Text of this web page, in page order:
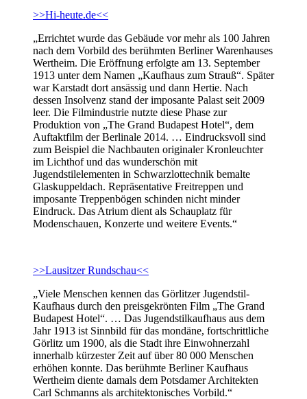
>>Hi-heute.de<<
„Errichtet wurde das Gebäude vor mehr als 100 Jahren
nach dem Vorbild des berühmten Berliner Warenhauses
Wertheim. Die Eröffnung erfolgte am 13. September
1913 unter dem Namen „Kaufhaus zum Strauß“. Später
war Karstadt dort ansässig und dann Hertie. Nach
dessen Insolvenz stand der imposante Palast seit 2009
leer. Die Filmindustrie nutzte diese Phase zur
Produktion von „The Grand Budapest Hotel“, dem
Auftaktfilm der Berlinale 2014. … Eindrucksvoll sind
zum Beispiel die Nachbauten originaler Kronleuchter
im Lichthof und das wunderschön mit
Jugendstilelementen in Schwarzlottechnik bemalte
Glaskuppeldach. Repräsentative Freitreppen und
imposante Treppenbögen schinden nicht minder
Eindruck. Das Atrium dient als Schauplatz für
Modenschauen, Konzerte und weitere Events.“
>>Lausitzer Rundschau<<
„Viele Menschen kennen das Görlitzer Jugendstil-
Kaufhaus durch den preisgekrönten Film „The Grand
Budapest Hotel“. … Das Jugendstilkaufhaus aus dem
Jahr 1913 ist Sinnbild für das mondäne, fortschrittliche
Görlitz um 1900, als die Stadt ihre Einwohnerzahl
innerhalb kürzester Zeit auf über 80 000 Menschen
erhöhen konnte. Das berühmte Berliner Kaufhaus
Wertheim diente damals dem Potsdamer Architekten
Carl Schmanns als architektonisches Vorbild.“